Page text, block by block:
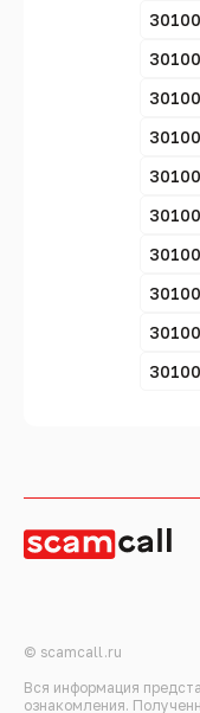
© scamcall.ru
Вся информация
ознакомления.